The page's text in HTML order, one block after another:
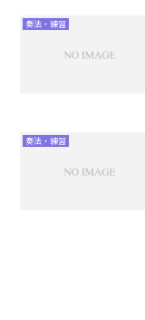
奏法・練習
奏法・練習